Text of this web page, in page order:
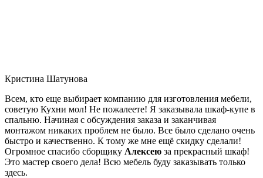
Кристина Шатунова
Всем, кто еще выбирает компанию для изготовления мебели,
советую Кухни мол! Не пожалеете! Я заказывала шкаф-купе в
спальню. Начиная с обсуждения заказа и заканчивая
монтажом никаких проблем не было. Все было сделано очень
быстро и качественно. К тому же мне ещё скидку сделали!
Огромное спасибо сборщику Алексею за прекрасный шкаф!
Это мастер своего дела! Всю мебель буду заказывать только
здесь.